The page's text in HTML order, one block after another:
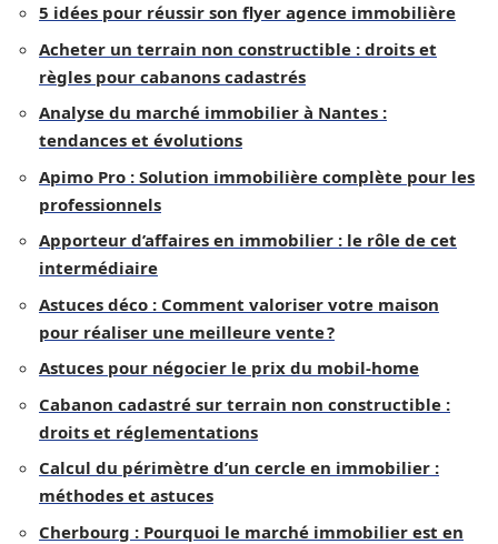
5 idées pour réussir son flyer agence immobilière
Acheter un terrain non constructible : droits et
règles pour cabanons cadastrés
Analyse du marché immobilier à Nantes :
tendances et évolutions
Apimo Pro : Solution immobilière complète pour les
professionnels
Apporteur d’affaires en immobilier : le rôle de cet
intermédiaire
Astuces déco : Comment valoriser votre maison
pour réaliser une meilleure vente ?
Astuces pour négocier le prix du mobil-home
Cabanon cadastré sur terrain non constructible :
droits et réglementations
Calcul du périmètre d’un cercle en immobilier :
méthodes et astuces
Cherbourg : Pourquoi le marché immobilier est en